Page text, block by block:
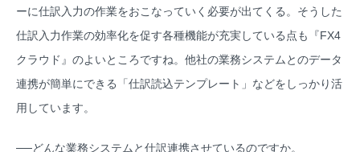
ーに仕訳入力の作業をおこなっていく必要が出てくる。そうした
仕訳入力作業の効率化を促す各種機能が充実している点も『FX4
クラウド』のよいところですね。他社の業務システムとのデータ
連携が簡単にできる「仕訳読込テンプレート」などをしっかり活
用しています。
──どんな業務システムと仕訳連携させているのですか。